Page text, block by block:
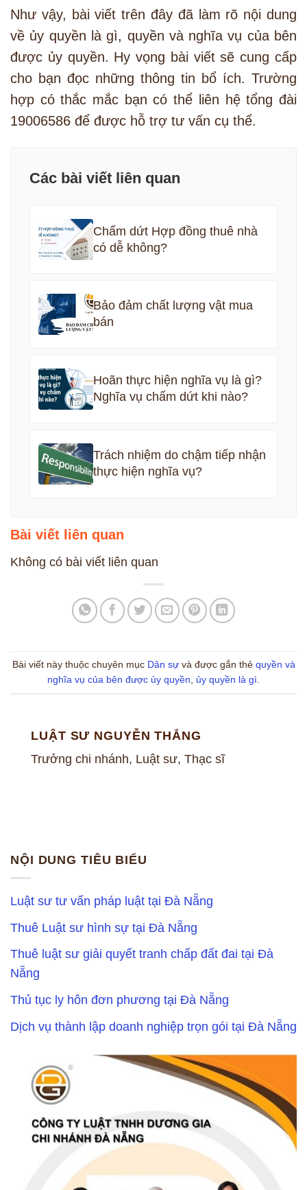
Như vậy, bài viết trên đây đã làm rõ nội dung
về ủy quyền là gì, quyền và nghĩa vụ của bên
được ủy quyền. Hy vọng bài viết sẽ cung cấp
cho bạn đọc những thông tin bổ ích. Trường
hợp có thắc mắc bạn có thể liên hệ tổng đài
19006586 để được hỗ trợ tư vấn cụ thể.
Các bài viết liên quan
Chấm dứt Hợp đồng thuê nhà
có dễ không?
Bảo đảm chất lượng vật mua
bán
Hoãn thực hiện nghĩa vụ là gì?
Nghĩa vụ chấm dứt khi nào?
Trách nhiệm do chậm tiếp nhận
thực hiện nghĩa vụ?
Bài viết liên quan
Không có bài viết liên quan
Bài viết này thuộc chuyên mục Dân sựvà được gắn thẻ quyền và
nghĩa vụ của bên được ủy quyền
ủy quyền là gì
LUẬT SƯ NGUYỄN THẮNG
Trưởng chi nhánh, Luật sư, Thạc sĩ
NỘI DUNG TIÊU BIỂU
Luật sư tư vấn pháp luật tại Đà Nẵng
Thuê Luật sư hình sự tại Đà Nẵng
Thuê luật sư giải quyết tranh chấp đất đai tại Đà
Nẵng
Thủ tục ly hôn đơn phương tại Đà Nẵng
Dịch vụ thành lập doanh nghiệp trọn gói tại Đà Nẵng